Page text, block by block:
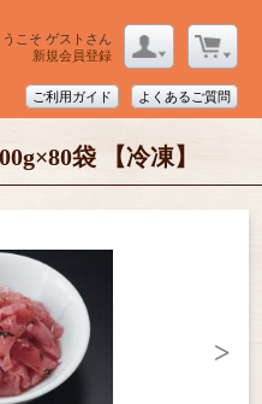
うこそ ゲストさん
新規会員登録
ご利用ガイド よくあるご質問
袋 【冷凍】
>